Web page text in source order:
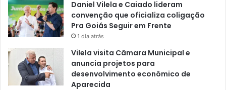
Daniel Vilela e Caiado lideram
convenção que oficializa coligação
Pra Goiás Seguir em Frente
1 dia atrás
Vilela visita Câmara Municipal e
anuncia projetos para
desenvolvimento econômico de
Aparecida